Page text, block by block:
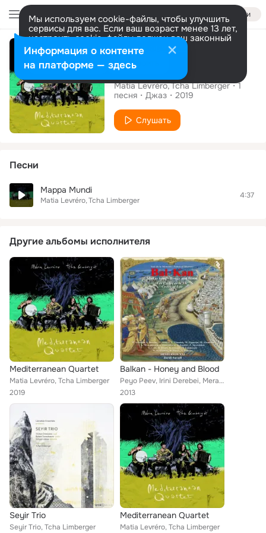
Войти
Мы используем cookie-файлы, чтобы улучшить
сервисы для вас. Если ваш возраст менее 13 лет,
настроить cookie-файлы должен ваш законный
представитель. Больше информации
Разрешить все Настроить
Сингл
Mappa Mundi
Matia Levréro Tcha Limberger
1
песня
Джаз 2019
Слушать
Песни
Mappa Mundi
Matia Levréro Tcha Limberger
4:37
Другие альбомы исполнителя
Mediterranean Quartet
Matia Levréro, Tcha Limberger
2019
Balkan - Honey and Blood
Peyo Peev, Irini Derebei, Meral Azizoğlu, Stoimenka Outchikova-Nedyalkova, Bora Dugić, Amira Medunjanin, Tcha Limberger, Agi Sza...
2013
Seyir Trio
Seyir Trio, Tcha Limberger
Mediterranean Quartet
Matia Levréro, Tcha Limberger
Информация о контенте
на платформе — здесь